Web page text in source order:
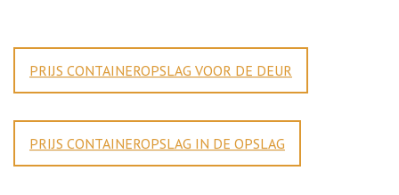
PRIJS CONTAINEROPSLAG VOOR DE DEUR
PRIJS CONTAINEROPSLAG IN DE OPSLAG